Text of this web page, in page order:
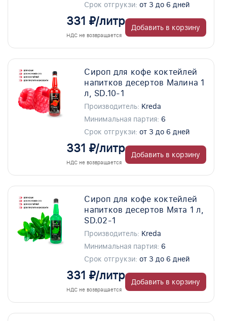
Срок отгрукзи: от 3 до 6 дней
331 ₽/литр
НДС не возвращается
Добавить в корзину
Сироп для кофе коктейлей
напитков десертов Малина 1
л, SD.10-1
Производитель: Kreda
Минимальная партия: 6
Срок отгрукзи: от 3 до 6 дней
331 ₽/литр
НДС не возвращается
Добавить в корзину
Сироп для кофе коктейлей
напитков десертов Мята 1 л,
SD.02-1
Производитель: Kreda
Минимальная партия: 6
Срок отгрукзи: от 3 до 6 дней
331 ₽/литр
НДС не возвращается
Добавить в корзину